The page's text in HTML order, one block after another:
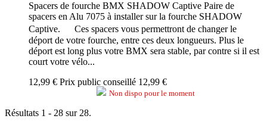
Spacers de fourche BMX SHADOW Captive Paire de
spacers en Alu 7075 à installer sur la fourche SHADOW
Captive. Ces spacers vous permettront de changer le
déport de votre fourche, entre ces deux longueurs. Plus le
déport est long plus votre BMX sera stable, par contre si il est
court votre vélo...
12,99 € Prix public conseillé 12,99 €
Non dispo pour le moment
Résultats 1 - 28 sur 28.